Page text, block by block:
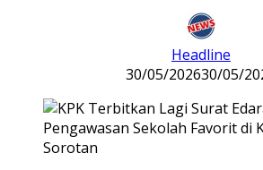
Headline
30/05/202630/05/